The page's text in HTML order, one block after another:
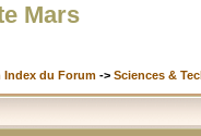
Mars
Index du Forum -> Sciences &